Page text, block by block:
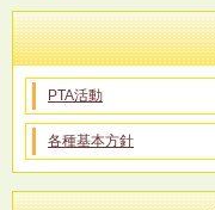
PTA活動
各種基本方針